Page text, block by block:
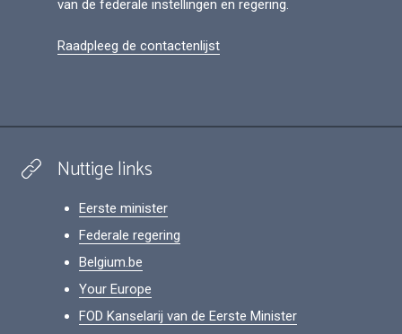
van de federale instellingen en regering.
Raadpleeg de contactenlijst
Nuttige links
Eerste minister
Federale regering
Belgium.be
Your Europe
FOD Kanselarij van de Eerste Minister